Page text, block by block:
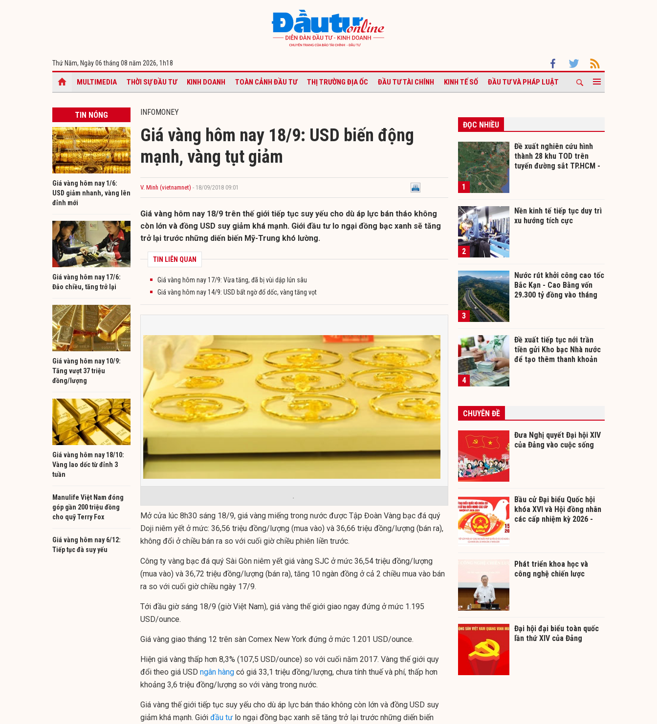
Thứ Năm, Ngày 06 tháng 08 năm 2026, 1h18
MULTIMEDIA THỜI SỰ ĐẦU TƯ KINH DOANH TOÀN CẢNH ĐẦU TƯ THỊ TRƯỜNG ĐỊA ỐC ĐẦU TƯ TÀI CHÍNH KINH TẾ SỐ ĐẦU TƯ VÀ PHÁP LUẬT
TIN NÓNG
Giá vàng hôm nay 1/6:
USD giảm nhanh, vàng lên
đỉnh mới
Giá vàng hôm nay 17/6:
Đảo chiều, tăng trở lại
Giá vàng hôm nay 10/9:
Tăng vượt 37 triệu
đồng/lượng
Giá vàng hôm nay 18/10:
Vàng lao dốc từ đỉnh 3
tuần
Manulife Việt Nam đóng
góp gần 200 triệu đồng
cho quỹ Terry Fox
Giá vàng hôm nay 6/12:
Tiếp tục đà suy yếu
INFOMONEY
Giá vàng hôm nay 18/9: USD biến động
mạnh, vàng tụt giảm
V. Minh (vietnamnet) - 18/09/2018 09:01
Giá vàng hôm nay 18/9 trên thế giới tiếp tục suy yếu cho dù áp lực bán tháo không
còn lớn và đồng USD suy giảm khá mạnh. Giới đầu tư lo ngại đồng bạc xanh sẽ tăng
trở lại trước những diến biến Mỹ-Trung khó lường.
TIN LIÊN QUAN
Giá vàng hôm nay 17/9: Vừa tăng, đã bị vùi dập lún sâu
Giá vàng hôm nay 14/9: USD bất ngờ đổ dốc, vàng tăng vọt
Mở cửa lúc 8h30 sáng 18/9, giá vàng miếng trong nước được Tập Đoàn Vàng bạc đá quý
Doji niêm yết ở mức: 36,56 triệu đồng/lượng (mua vào) và 36,66 triệu đồng/lượng (bán ra),
không đổi ở chiều bán ra so với cuối giờ chiều phiên liền trước.
Công ty vàng bạc đá quý Sài Gòn niêm yết giá vàng SJC ở mức 36,54 triệu đồng/lượng
(mua vào) và 36,72 triệu đồng/lượng (bán ra), tăng 10 ngàn đồng ở cả 2 chiều mua vào bán
ra so với cuối giờ chiều ngày 17/9.
Tới đầu giờ sáng 18/9 (giờ Việt Nam), giá vàng thế giới giao ngay đứng ở mức 1.195
USD/ounce.
Giá vàng giao tháng 12 trên sàn Comex New York đứng ở mức 1.201 USD/ounce.
Hiện giá vàng thấp hơn 8,3% (107,5 USD/ounce) so với cuối năm 2017. Vàng thế giới quy
đổi theo giá USD ngân hàng có giá 33,1 triệu đồng/lượng, chưa tính thuế và phí, thấp hơn
khoảng 3,6 triệu đồng/lượng so với vàng trong nước.
Giá vàng thế giới tiếp tục suy yếu cho dù áp lực bán tháo không còn lớn và đồng USD suy
giảm khá mạnh. Giới đầu tư lo ngại đồng bạc xanh sẽ tăng trở lại trước những diến biến
ĐỌC NHIỀU
1
Đề xuất nghiên cứu hình
thành 28 khu TOD trên
tuyến đường sắt TP.HCM -
2
Nền kinh tế tiếp tục duy trì
xu hướng tích cực
3
Nước rút khởi công cao tốc
Bắc Kạn - Cao Bằng vốn
29.300 tỷ đồng vào tháng
4
Đề xuất tiếp tục nới trần
tiền gửi Kho bạc Nhà nước
để tạo thêm thanh khoản
CHUYÊN ĐỀ
Đưa Nghị quyết Đại hội XIV
của Đảng vào cuộc sống
Bầu cử Đại biểu Quốc hội
khóa XVI và Hội đồng nhân
các cấp nhiệm kỳ 2026 -
Phát triển khoa học và
công nghệ chiến lược
Đại hội đại biểu toàn quốc
lần thứ XIV của Đảng